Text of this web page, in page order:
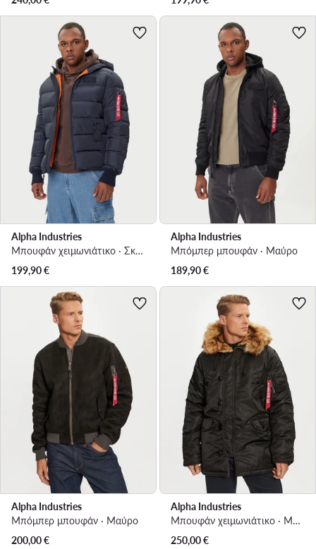
Alpha Industries
Μπουφάν χειμωνιάτικο · Σκούρο μπλε
199,90€
Alpha Industries
Μπόμπερ μπουφάν · Μαύρο
189,90€
Alpha Industries
Μπόμπερ μπουφάν · Μαύρο
200,00€
Alpha Industries
Μπουφάν χειμωνιάτικο · Μαύρο
250,00€